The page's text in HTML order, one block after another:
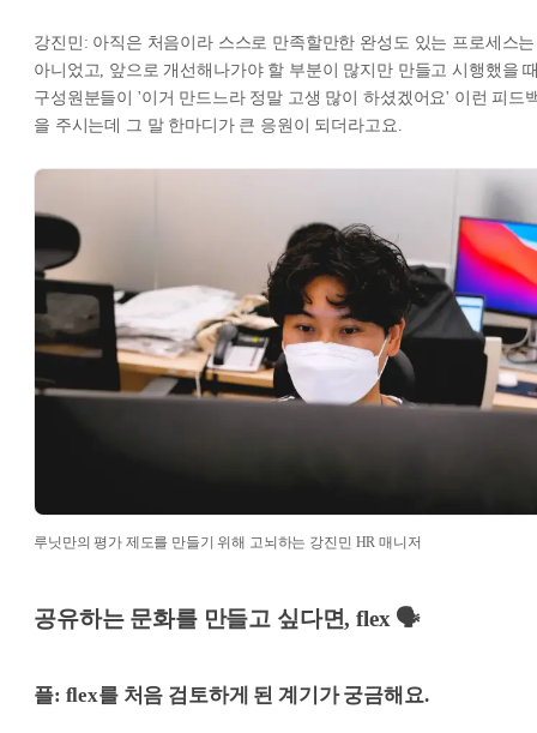
강진민: 아직은 처음이라 스스로 만족할만한 완성도 있는 프로세스는
아니었고, 앞으로 개선해나가야 할 부분이 많지만 만들고 시행했을
구성원분들이 '이거 만드느라 정말 고생 많이 하셨겠어요' 이런 피드
을 주시는데 그 말 한마디가 큰 응원이 되더라고요.
루닛만의 평가 제도를 만들기 위해 고뇌하는 강진민 HR 매니저
공유하는 문화를 만들고 싶다면, flex 🗣
플: flex를 처음 검토하게 된 계기가 궁금해요.